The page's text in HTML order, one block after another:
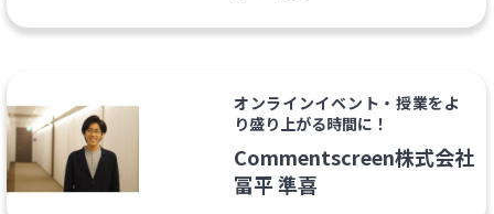
オンラインイベント・授業をよ
り盛り上がる時間に！
Commentscreen株式会社
冨平 準喜